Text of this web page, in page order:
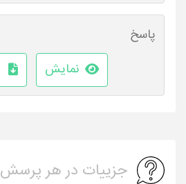
پاسخ
نمایش
جزییات در هر پرسش